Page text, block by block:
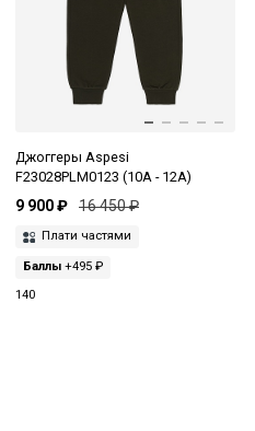
Джоггеры Aspesi
F23028PLM0123 (10A - 12A)
9 900 ₽ 16 450 ₽
Плати частями
Баллы +495 ₽
140